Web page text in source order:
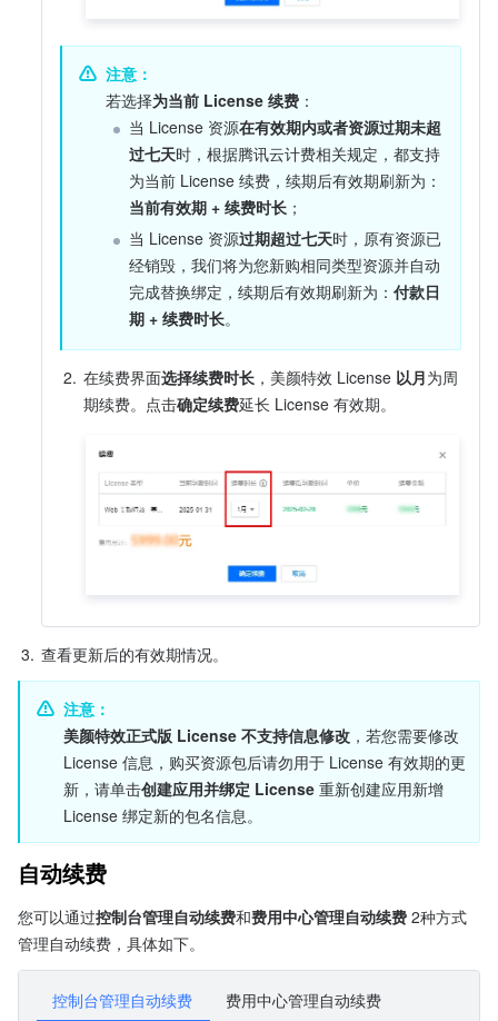
注意：
若选择为当前 License 续费 ：
当 License 资源在有效期内或者资源过期未超
过七天时，根据腾讯云计费相关规定，都支持
为当前 License 续费，续期后有效期刷新为：
当前有效期 + 续费时长 ；
当 License 资源过期超过七天时，原有资源已
经销毁，我们将为您新购相同类型资源并自动
完成替换绑定，续期后有效期刷新为： 付款日
期 + 续费时长。
2. 在续费界面选择续费时长 ，美颜特效 License 以月为周
期续费。点击确定续费延长 License 有效期。
3. 查看更新后的有效期情况。
注意：
美颜特效正式版 License 不支持信息修改 ，若您需要修改
License 信息，购买资源包后请勿用于 License 有效期的更
新，请单击创建应用并绑定 License 重新创建应用新增
License 绑定新的包名信息。
自动续费
您可以通过控制台管理自动续费和费用中心管理自动续费 2种方式
管理自动续费，具体如下。
控制台管理自动续费 费用中心管理自动续费